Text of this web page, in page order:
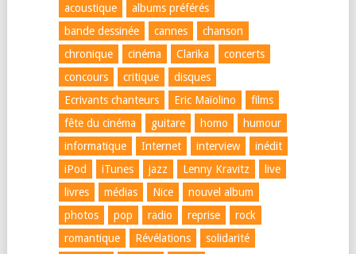
acoustique
albums préférés
bande dessinée
cannes
chanson
chronique
cinéma Clarika
concerts
concours
critique
disques
Ecrivants chanteurs
Eric Maïolino
films
fête du cinéma
guitare homo
humour
informatique
Internet interview
inédit
iPod
iTunes jazz Lenny Kravitz
live
livres
médias Nice
nouvel album
photos
pop radio reprise
rock
romantique
Révélations solidarité